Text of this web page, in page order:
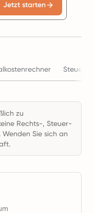
Jetzt starten
Steuern
zu
Rechts-, Steuer-
Sie sich an